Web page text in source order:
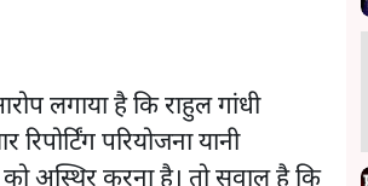
लगाया है कि राहुल गांधी
परियोजना यानी